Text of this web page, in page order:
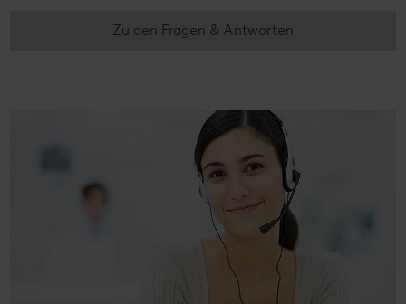
Zu den Fragen & Antworten